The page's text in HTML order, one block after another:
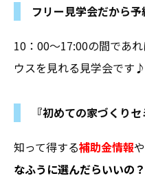
フリー見学会だから
10：00～17:00の間であ
ウスを見れる見学会です♪
『初めての家づくり
知って得する補助金情報
なふうに選んだらいいの？